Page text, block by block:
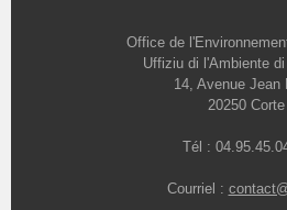
Office de
Uffiziu di l'Ambiente
14, Avenue Jean
20250 Corte
Tél :
Courriel :